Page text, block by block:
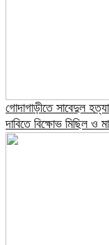
গোদাগাড়ীতে সাবেদুল
দাবিতে বিক্ষোভ মিছিল ও